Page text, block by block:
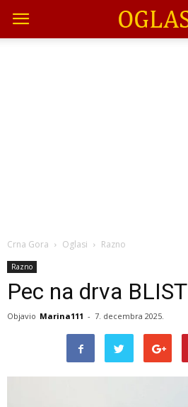
Crna Gora Oglasi Razno
Razno
Pec na drva BLIST
Objavio Marina111 - 7. decembra 2025.